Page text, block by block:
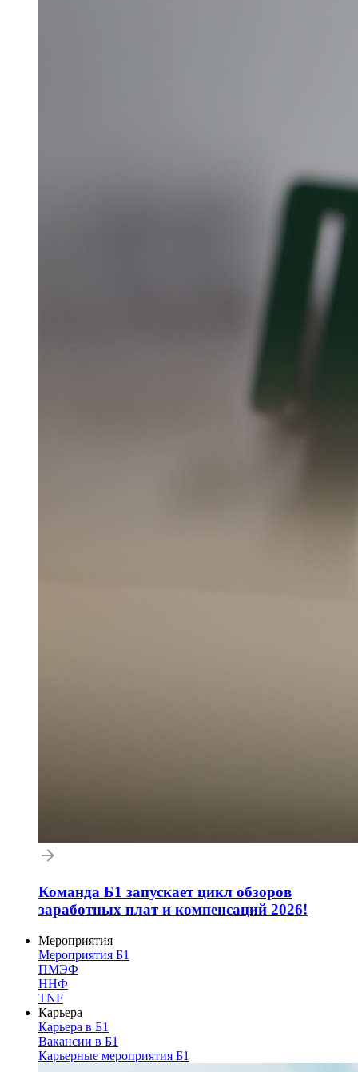
Команда Б1 запускает цикл обзоров
заработных плат и компенсаций 2026!
Мероприятия
Мероприятия Б1
ПМЭФ
ННФ
TNF
Карьера
Карьера в Б1
Вакансии в Б1
Карьерные мероприятия Б1